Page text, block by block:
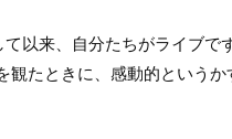
来、自分たちがライブで
たときに、感動的という